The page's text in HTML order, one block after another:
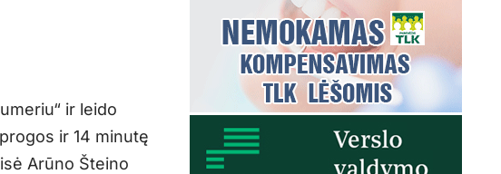
ir leido
ir 14 minutę
Arūno Šteino